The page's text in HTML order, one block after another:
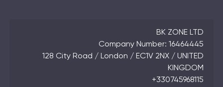
BK ZONE LTD
Company Number: 16464445
128 City Road / London / EC1V 2NX / UNITED
KINGDOM
+330745968115